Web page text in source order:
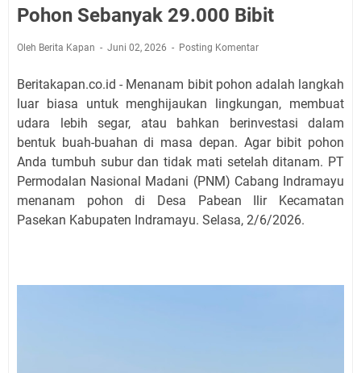
Pohon Sebanyak 29.000 Bibit
Oleh Berita Kapan Juni 02, 2026 Posting Komentar
Beritakapan.co.id - Menanam bibit pohon adalah langkah
luar biasa untuk menghijaukan lingkungan, membuat
udara lebih segar, atau bahkan berinvestasi dalam
bentuk buah-buahan di masa depan. Agar bibit pohon
Anda tumbuh subur dan tidak mati setelah ditanam. PT
Permodalan Nasional Madani (PNM) Cabang Indramayu
menanam pohon di Desa Pabean Ilir Kecamatan
Pasekan Kabupaten Indramayu. Selasa, 2/6/2026.